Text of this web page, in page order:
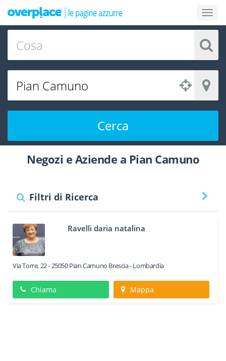
Cerca
Negozi e Aziende a Pian Camuno
Filtri di Ricerca
Ravelli daria natalina
Via Torre, 22-25050Pian Camuno Brescia -Lombardia
Chiama Mappa